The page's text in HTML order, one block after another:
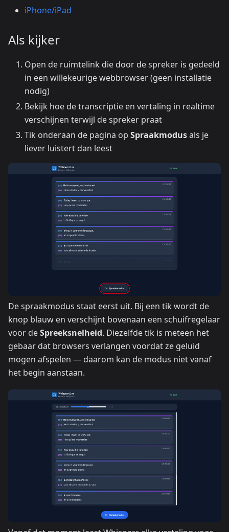
iPhone/iPad
Als kijker
Open de ruimtelink die door de spreker is gedeeld
in een willekeurige webbrowser (geen installatie
nodig)
Bekijk hoe de transcriptie en vertaling in realtime
verschijnen terwijl de spreker praat
Tik onderaan de pagina op Spraakmodusals je
liever luistert dan leest
De spraakmodus staat eerst uit. Bij een tik wordt de
knop blauw en verschijnt bovenaan een schuifregelaar
voor deSpreeksnelheid. Diezelfde tik is meteen het
gebaar dat browsers verlangen voordat ze geluid
mogen afspelen — daarom kan de modus niet vanaf
het begin aanstaan.